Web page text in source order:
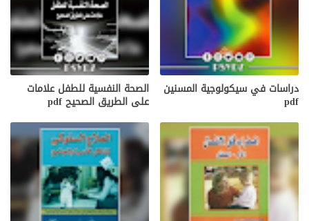
دراسات في سيكولوجية المسنين
pdf
الصحة النفسية للطفل علامات
على الطريق الصحيح pdf